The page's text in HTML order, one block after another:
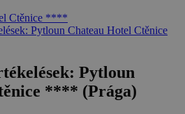
Ctěnice ****
Pytloun Chateau Hotel Ctěnice
Pytloun
**** (Prága)